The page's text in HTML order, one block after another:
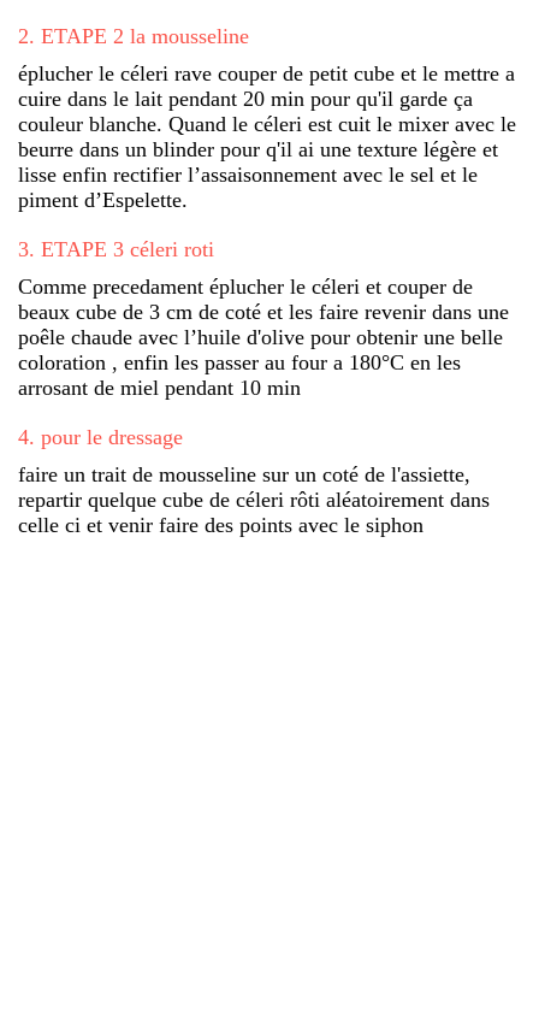
2. ETAPE 2 la mousseline
éplucher le céleri rave couper de petit cube et le mettre a
cuire dans le lait pendant 20 min pour qu'il garde ça
couleur blanche. Quand le céleri est cuit le mixer avec le
beurre dans un blinder pour q'il ai une texture légère et
lisse enfin rectifier l’assaisonnement avec le sel et le
piment d’Espelette.
3. ETAPE 3 céleri roti
Comme precedament éplucher le céleri et couper de
beaux cube de 3 cm de coté et les faire revenir dans une
poêle chaude avec l’huile d'olive pour obtenir une belle
coloration , enfin les passer au four a 180°C en les
arrosant de miel pendant 10 min
4. pour le dressage
faire un trait de mousseline sur un coté de l'assiette,
repartir quelque cube de céleri rôti aléatoirement dans
celle ci et venir faire des points avec le siphon